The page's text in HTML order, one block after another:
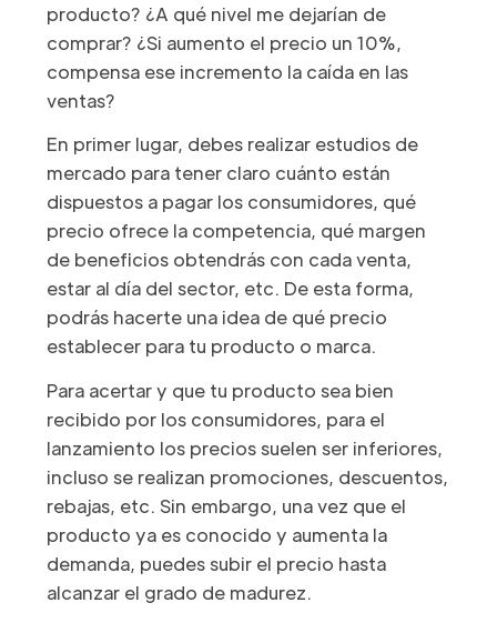
producto? ¿A qué nivel me dejarían de
comprar? ¿Si aumento el precio un 10%,
compensa ese incremento la caída en las
ventas?
En primer lugar, debes realizar estudios de
mercado para tener claro cuánto están
dispuestos a pagar los consumidores, qué
precio ofrece la competencia, qué margen
de beneficios obtendrás con cada venta,
estar al día del sector, etc. De esta forma,
podrás hacerte una idea de qué precio
establecer para tu producto o marca.
Para acertar y que tu producto sea bien
recibido por los consumidores, para el
lanzamiento los precios suelen ser inferiores,
incluso se realizan promociones, descuentos,
rebajas, etc. Sin embargo, una vez que el
producto ya es conocido y aumenta la
demanda, puedes subir el precio hasta
alcanzar el grado de madurez.